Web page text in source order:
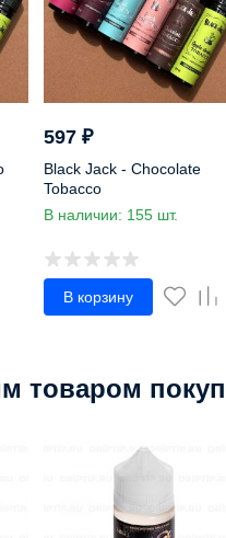
597 ₽
Black Jack - Chocolate
Tobacco
В наличии: 155 шт.
В корзину
товаром